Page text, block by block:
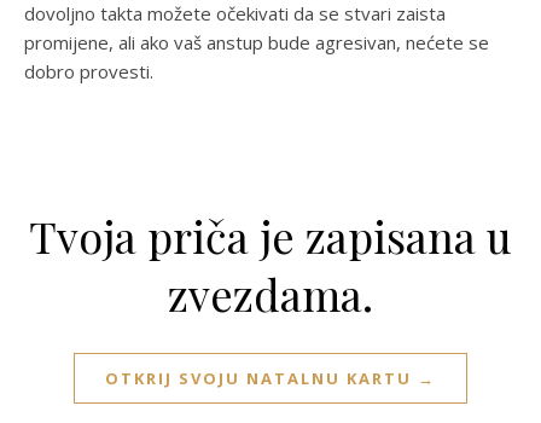
dovoljno takta možete očekivati da se stvari zaista
promijene, ali ako vaš anstup bude agresivan, nećete se
dobro provesti.
Tvoja priča je zapisana u
zvezdama.
OTKRIJ SVOJU NATALNU KARTU →